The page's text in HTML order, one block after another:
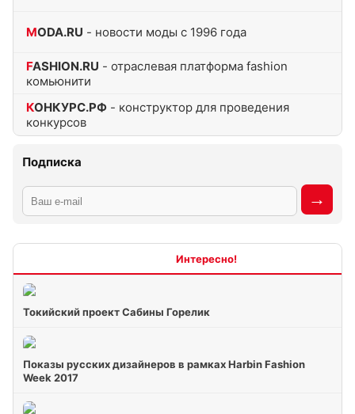
MODA.RU - новости моды с 1996 года
FASHION.RU - отраслевая платформа fashion
комьюнити
КОНКУРС.РФ - конструктор для проведения
конкурсов
Подписка
Токийский проект Сабины Горелик
Показы русских дизайнеров в рамках Harbin Fashion
Week 2017